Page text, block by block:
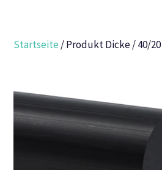
Startseite / Produkt Dicke / 40/20